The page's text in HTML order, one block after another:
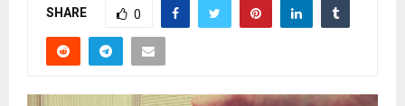
SHARE 0